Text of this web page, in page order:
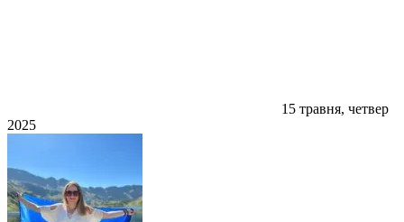
15 травня, четвер
2025